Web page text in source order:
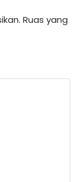
Ruas yang